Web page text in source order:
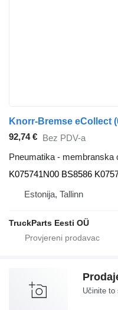
92,74 € Bez PDV-a
Pneumatika - membranska
K075741N00 BS8586
Estonija, Tallinn
TruckParts Eesti OÜ
Učinite to